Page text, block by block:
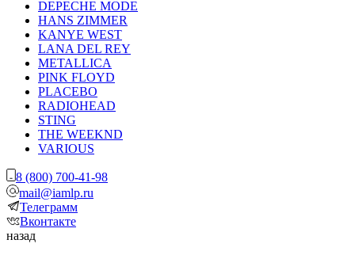
DEPECHE MODE
HANS ZIMMER
KANYE WEST
LANA DEL REY
METALLICA
PINK FLOYD
PLACEBO
RADIOHEAD
STING
THE WEEKND
VARIOUS
8 (800) 700-41-98
mail@iamlp.ru
Телеграмм
Вконтакте
назад